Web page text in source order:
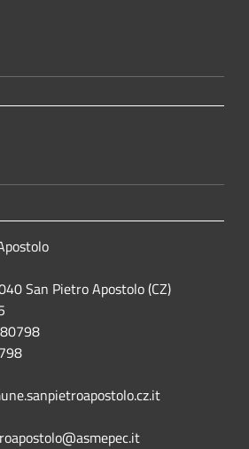
San Pietro Apostolo (CZ)